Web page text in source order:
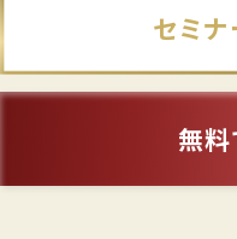
セミ
無